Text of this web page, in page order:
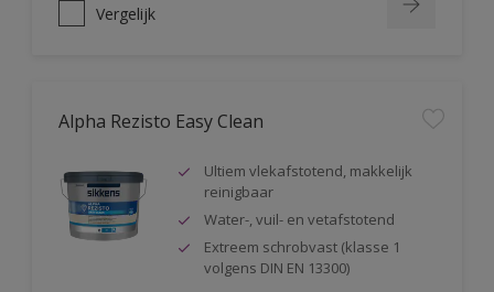
Vergelijk
Alpha Rezisto Easy Clean
Ultiem vlekafstotend, makkelijk
reinigbaar
Water-, vuil- en vetafstotend
Extreem schrobvast (klasse 1
volgens DIN EN 13300)